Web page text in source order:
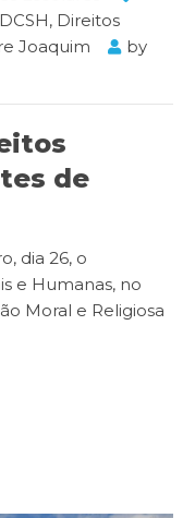
DCSH, Direitos
Joaquim
by
de
dia 26, o
e Humanas, no
Moral e Religiosa